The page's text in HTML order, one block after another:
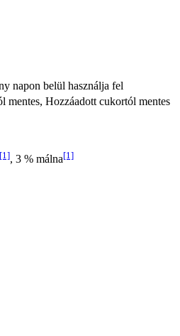
napon belül használja fel
mentes, Hozzáadott cukortól mentes
[1], 3 % málna[1]